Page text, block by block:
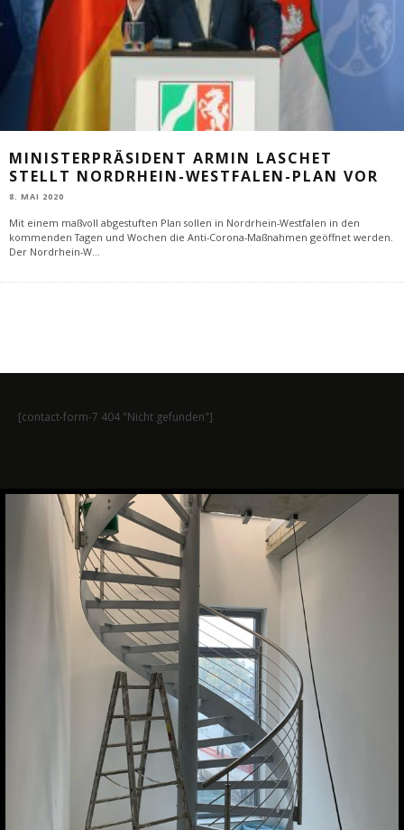
MINISTERPRÄSIDENT ARMIN LASCHET
STELLT NORDRHEIN-WESTFALEN-PLAN VOR
8. MAI 2020
Mit einem maßvoll abgestuften Plan sollen in Nordrhein-Westfalen in den
kommenden Tagen und Wochen die Anti-Corona-Maßnahmen geöffnet werden.
Der Nordrhein-W...
[contact-form-7 404 "Nicht gefunden"]